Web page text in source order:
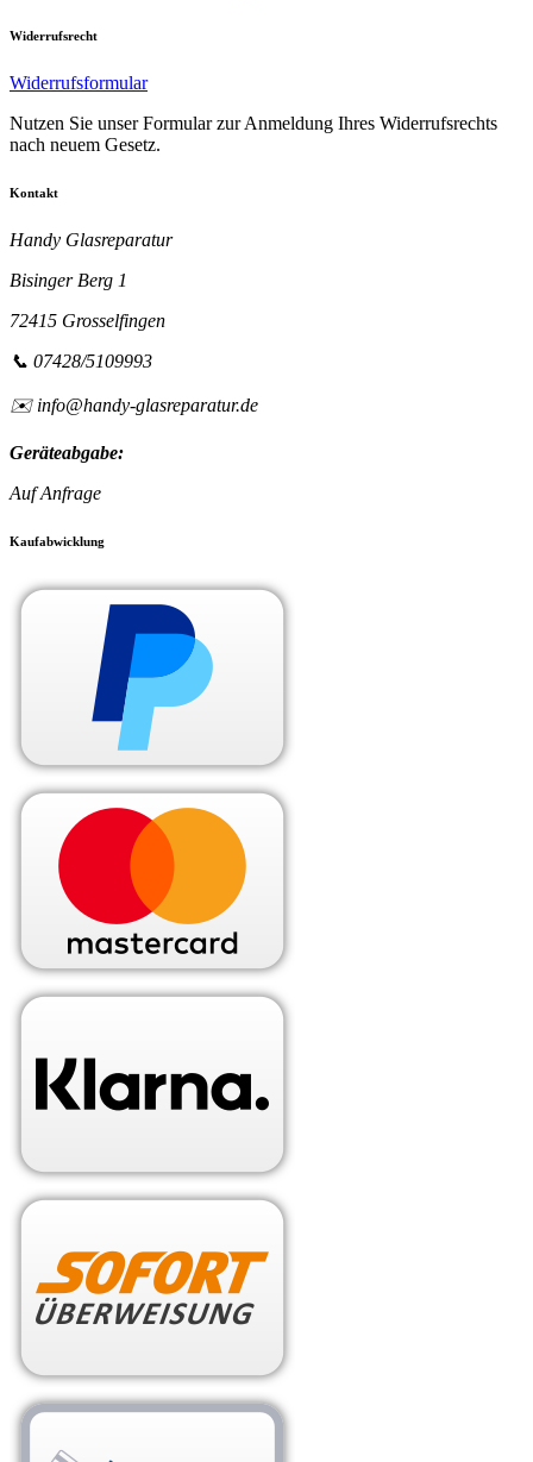
Widerrufsrecht
Widerrufsformular
Nutzen Sie unser Formular zur Anmeldung Ihres Widerrufsrechts
nach neuem Gesetz.
Kontakt
Handy Glasreparatur
Bisinger Berg 1
72415 Grosselfingen
📞 07428/5109993
✉️ info@handy-glasreparatur.de
Geräteabgabe:
Auf Anfrage
Kaufabwicklung